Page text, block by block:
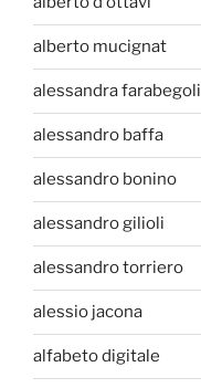
alberto mucignat
alessandra farabegoli
alessandro baffa
alessandro bonino
alessandro gilioli
alessandro torriero
alessio jacona
alfabeto digitale